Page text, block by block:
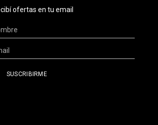
ofertas en tu email